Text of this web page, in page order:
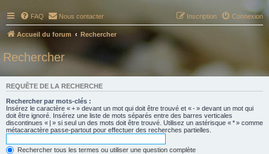
FAQ Nous contacter Connexion
Inscription
Accueil du forum Rechercher
Rechercher
REQUÊTE DE LA RECHERCHE
Rechercher par mots-clés :
Insérez le caractère « + » devant un mot qui doit être trouvé et « - » devant un mot qui
doit être ignoré. Insérez une liste de mots séparés entre des barres verticales
discontinues « | » si seul un des mots doit être trouvé. Utilisez un astérisque « * » comme
métacaractère passe-partout pour effectuer des recherches partielles.
Rechercher tous les termes ou utiliser une question complète